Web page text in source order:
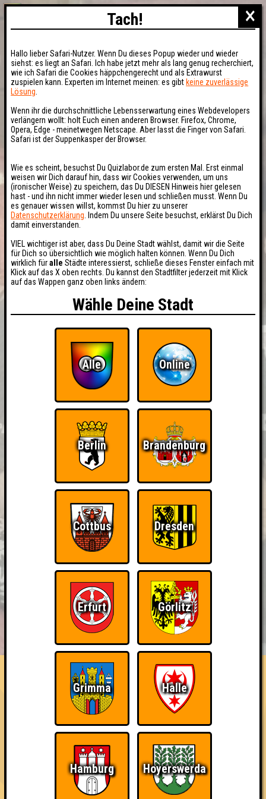
HIGHSCORE RESERVIERUNG
FAQ ÜBER UNS
Belege den 1. Platz
~ Noch nicht erreicht ~
×
Tach!
Hallo lieber Safari-Nutzer. Wenn Du dieses Popup wieder und wieder
siehst: es liegt an Safari. Ich habe jetzt mehr als lang genug recherchiert,
wie ich Safari die Cookies häppchengerecht und als Extrawurst
zuspielen kann. Experten im Internet meinen: es gibt keine zuverlässige
Lösung
Wenn ihr die durchschnittliche Lebensserwartung eines Webdevelopers
verlängern wollt: holt Euch einen anderen Browser. Firefox, Chrome,
Opera, Edge - meinetwegen Netscape. Aber lasst die Finger von Safari.
Safari ist der Suppenkasper der Browser.
Wie es scheint, besuchst Du Quizlabor.de zum ersten Mal. Erst einmal
weisen wir Dich darauf hin, dass wir Cookies verwenden, um uns
(ironischer Weise) zu speichern, das Du DIESEN Hinweis hier gelesen
hast - und ihn nicht immer wieder lesen und schließen musst. Wenn Du
es genauer wissen willst, kommst Du hier zu unserer
Datenschutzerklärung . Indem Du unsere Seite besuchst, erklärst Du Dich
damit einverstanden.
VIEL wichtiger ist aber, dass Du Deine Stadt wählst, damit wir die Seite
für Dich so übersichtlich wie möglich halten können. Wenn Du Dich
wirklich füralle Städte interessierst, schließe dieses Fenster einfach mit
Klick auf das X oben rechts. Du kannst den Stadtfilter jederzeit mit Klick
auf das Wappen ganz oben links ändern:
Wähle Deine Stadt
Alle Online
Berlin Brandenburg
Cottbus Dresden
Erfurt Görlitz
Grimma Halle
Hamburg Hoyerswerda